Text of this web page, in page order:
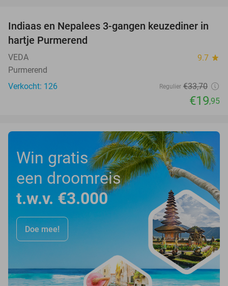
41%
Indiaas en Nepalees 3-gangen keuzediner in
hartje Purmerend
VEDA 9.7 star
Purmerend
Verkocht: 126
Regulier €33,70
€19,95
Win gratis
een droomreis
t.w.v. €3.000
Doe mee!